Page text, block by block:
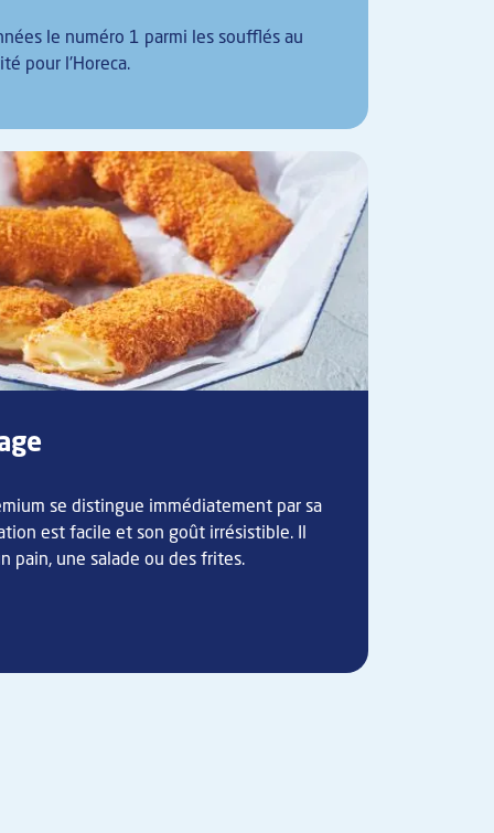
le numéro 1 parmi les soufflés au
pour l'Horeca.
se distingue immédiatement par sa
est facile et son goût irrésistible. Il
pain, une salade ou des frites.